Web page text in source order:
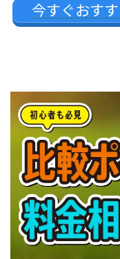
今すぐおす